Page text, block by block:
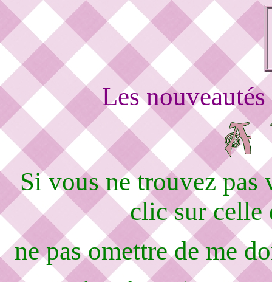
Les
Si vous ne trouvez pas
clic sur celle
ne pas omettre de me